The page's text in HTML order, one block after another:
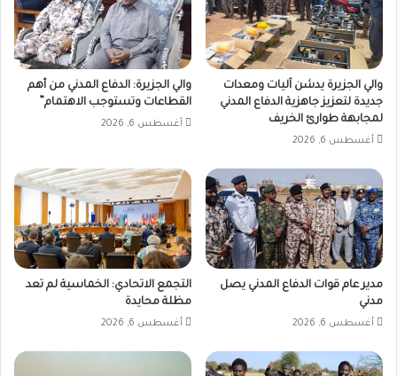
والي الجزيرة يدشن آليات ومعدات
جديدة لتعزيز جاهزية الدفاع المدني
لمجابهة طوارئ الخريف
أغسطس 6, 2026
والي الجزيرة: الدفاع المدني من أهم
القطاعات وتستوجب الاهتمام”
أغسطس 6, 2026
مدير عام قوات الدفاع المدني يصل
مدني
أغسطس 6, 2026
التجمع الاتحادي: الخماسية لم تعد
مظلة محايدة
أغسطس 6, 2026